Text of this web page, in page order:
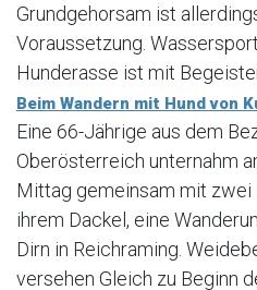
Grundgehorsam ist
Voraussetzung.
Hunderasse ist mit
Beim Wandern mit Hund von
Eine 66-Jährige aus dem
Oberösterreich unternahm
Mittag gemeinsam mit zwei
ihrem Dackel, eine
Dirn in Reichraming.
versehen Gleich zu Beginn